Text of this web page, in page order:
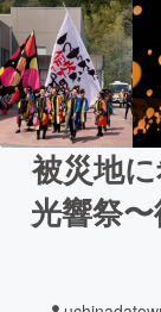
被災地
光響祭